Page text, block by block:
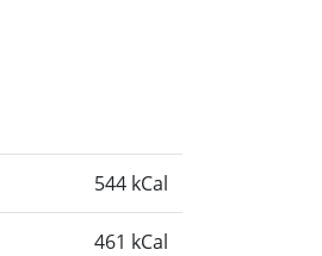
544 kCal
461 kCal